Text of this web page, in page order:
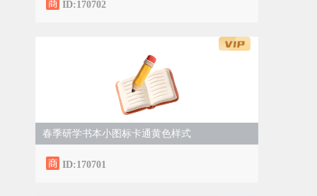
ID:170702
春季研学书本小图标卡通黄色样式
ID:170701